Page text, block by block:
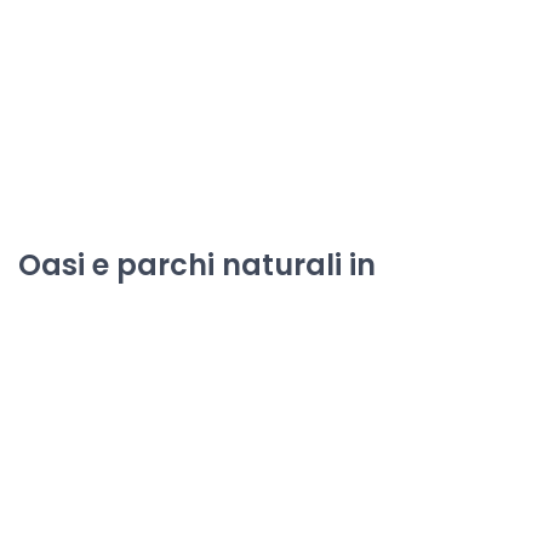
Oasi e parchi naturali in